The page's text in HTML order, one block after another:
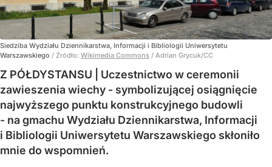
Siedziba Wydziału Dziennikarstwa, Informacji i Bibliologii Uniwersytetu
Warszawskiego / Źródło: Wikimedia Commons / Adrian Grycuk/CC
Z PÓŁDYSTANSU | Uczestnictwo w ceremonii
zawieszenia wiechy - symbolizującej osiągnięcie
najwyższego punktu konstrukcyjnego budowli
- na gmachu Wydziału Dziennikarstwa, Informacji
i Bibliologii Uniwersytetu Warszawskiego skłoniło
mnie do wspomnień.